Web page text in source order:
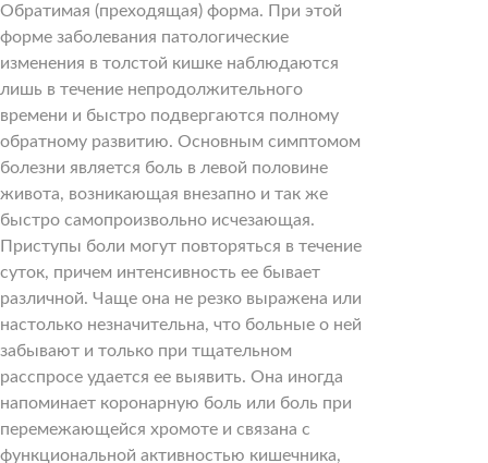
Обратимая (преходящая) форма. При этой
форме заболевания патологические
изменения в толстой кишке наблюдаются
лишь в течение непродолжительного
времени и быстро подвергаются полному
обратному развитию. Основным симптомом
болезни является боль в левой половине
живота, возникающая внезапно и так же
быстро самопроизвольно исчезающая.
Приступы боли могут повторяться в течение
суток, причем интенсивность ее бывает
различной. Чаще она не резко выражена или
настолько незначительна, что больные о ней
забывают и только при тщательном
расспросе удается ее выявить. Она иногда
напоминает коронарную боль или боль при
перемежающейся хромоте и связана с
функциональной активностью кишечника,